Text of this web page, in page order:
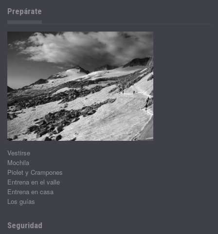
Prepárate
Vestirse
Mochila
Piolet y Crampones
Entrena en el valle
Entrena en casa
Los guías
Seguridad